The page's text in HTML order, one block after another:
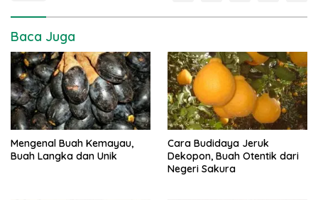
Baca Juga
Mengenal Buah Kemayau,
Buah Langka dan Unik
Cara Budidaya Jeruk
Dekopon, Buah Otentik dari
Negeri Sakura